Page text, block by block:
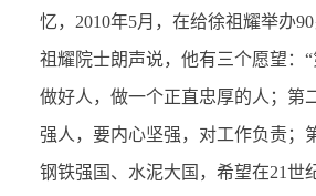
忆，2010年5月，在给徐祖耀举办
祖耀院士朗声说，他有三个愿望：
做好人，做一个正直忠厚的人；第
强人，要内心坚强，对工作负责；
钢铁强国、水泥大国，希望在21世